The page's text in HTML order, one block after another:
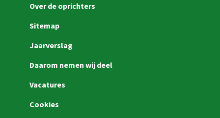
Over de oprichters
Sitemap
Jaarverslag
Daarom nemen wij deel
Vacatures
Cookies